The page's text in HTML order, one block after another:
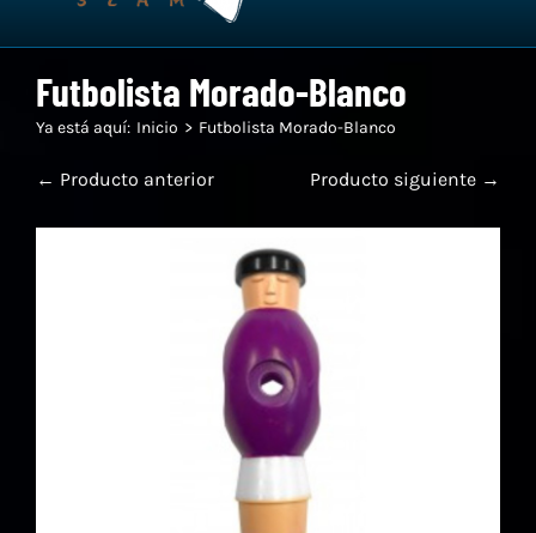
Futbolista Morado-Blanco
Ya está aquí: Inicio Futbolista Morado-Blanco
← Producto anterior Producto siguiente →